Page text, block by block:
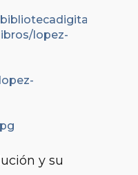
y su